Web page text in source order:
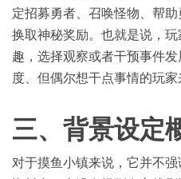
定招募勇者、召唤怪物、帮
换取神秘奖励。也就是说，
趣，选择观察或者干预事件
度、但偶尔想干点事情的玩家
三、背景设定
对于摸鱼小镇来说，它并不